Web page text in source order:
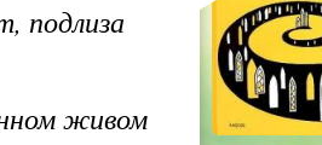
подлиза
живом